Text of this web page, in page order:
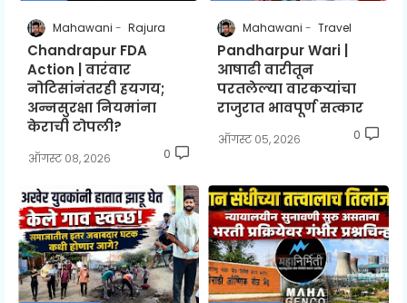
Mahawani Rajura
Chandrapur FDA
Action | वारंवार
नोटिसांनंतरही हयगय;
अन्नसुरक्षा नियमांना
केराची टोपली?
ऑगस्ट ०८, २०२६ 0
Mahawani Travel
Pandharpur Wari |
आषाढी वारीतून
परतलेल्या वारकऱ्यांचा
राजुरात भावपूर्ण सत्कार
ऑगस्ट ०५, २०२६ 0